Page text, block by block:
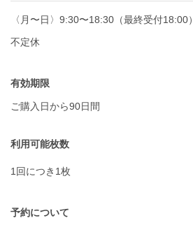
〈月〜日〉9:30〜18:30（最終受付18:00）
不定休
有効期限
ご購入日から90日間
利用可能枚数
1回につき1枚
予約について